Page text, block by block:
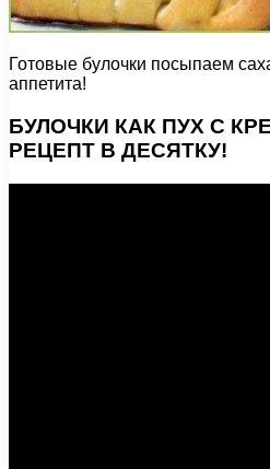
Готовые булочки посыпаем
аппетита!
БУЛОЧКИ КАК ПУХ С
РЕЦЕПТ В ДЕСЯТКУ!